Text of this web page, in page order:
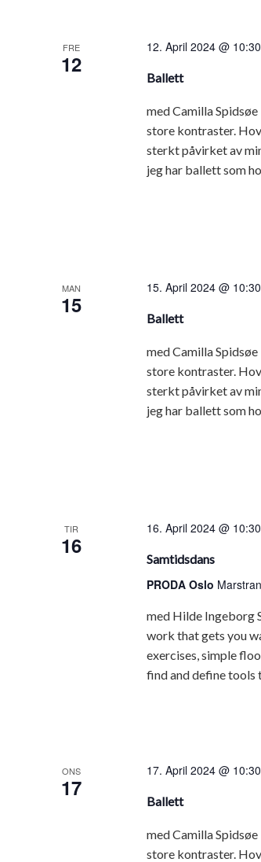
FRE
12
12. April 2024 @ 10:30
Ballett
med Camilla
store kontraster.
sterkt påvirket av
jeg har ballett som
MAN
15
15. April 2024 @ 10:30
Ballett
med Camilla
store kontraster.
sterkt påvirket av
jeg har ballett som
TIR
16
16. April 2024 @ 10:30
Samtidsdans
PRODA Oslo
med Hilde Ingeborg
work that gets you
exercises, simple
find and define tools
ONS
17
17. April 2024 @ 10:30
Ballett
med Camilla
store kontraster.